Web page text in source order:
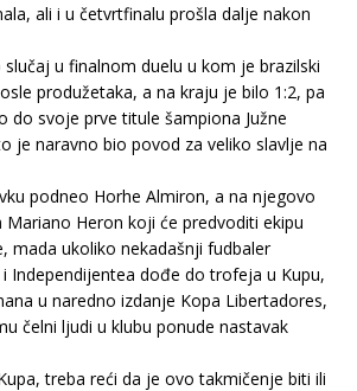
ali i u četvrtfinalu prošla dalje nakon
u finalnom duelu u kom je brazilski
produžetaka, a na kraju je bilo 1:2, pa
do svoje prve titule šampiona Južne
je naravno bio povod za veliko slavlje na
podneo Horhe Almiron, a na njegovo
Heron koji će predvoditi ekipu
mada ukoliko nekadašnji fudbaler
Independijentea dođe do trofeja u Kupu,
u naredno izdanje Kopa Libertadores,
čelni ljudi u klubu ponude nastavak
treba reći da je ovo takmičenje biti ili